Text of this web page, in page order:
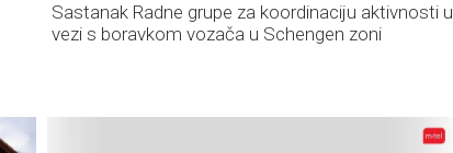
Sastanak Radne grupe za koordinaciju aktivnosti u
vezi s boravkom vozača u Schengen zoni